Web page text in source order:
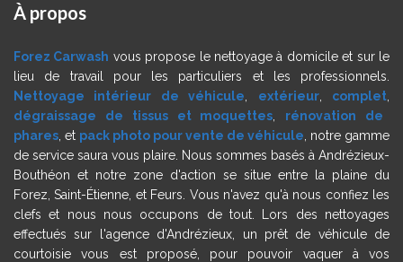
À propos
Forez Carwash vous propose le nettoyage à domicile et sur le
lieu de travail pour les particuliers et les professionnels.
Nettoyage intérieur de véhicule
extérieur, complet
dégraissage de tissus et moquettes
rénovation de
phares , et pack photo pour vente de véhicule , notre gamme
de service saura vous plaire. Nous sommes basés à Andrézieux-
Bouthéon et notre zone d'action se situe entre la plaine du
Forez, Saint-Étienne, et Feurs. Vous n'avez qu'à nous confiez les
clefs et nous nous occupons de tout. Lors des nettoyages
effectués sur l'agence d'Andrézieux, un prêt de véhicule de
courtoisie vous est proposé, pour pouvoir vaquer à vos